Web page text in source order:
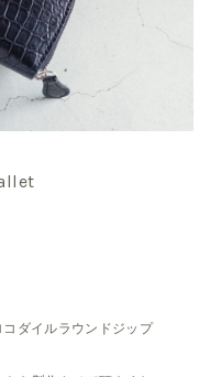
ダイルラウンドジップ